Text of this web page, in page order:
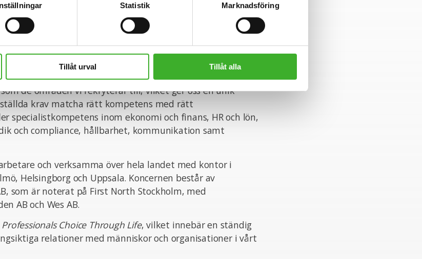
Statistik Marknadsföring
Tillåt urval Tillåt alla
och mest erfarna bolag inom rekrytering och
starten 1993 har vi varit specialiserade inom såväl
de områden vi rekryterar till, vilket ger oss en unik
krav matcha rätt kompetens med rätt
specialistkompetens inom ekonomi och finans, HR och lön,
och compliance, hållbarhet, kommunikation samt
och verksamma över hela landet med kontor i
Helsingborg och Uppsala. Koncernen består av
som är noterat på First North Stockholm, med
AB och Wes AB.
Professionals Choice Through Life, vilket innebär en ständig
relationer med människor och organisationer i vårt